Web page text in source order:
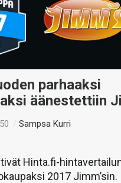
parhaaksi
äänestettiin
/Sampsa Kurri
Hinta.fi-
2017 Jimm’sin.